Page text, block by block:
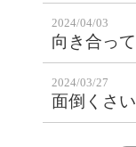
2024/04/03
向き合っ
2024/03/27
面倒くさ